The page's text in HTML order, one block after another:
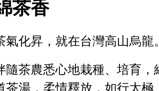
茶香
化昇，就在台灣高山烏龍。
茶農悉心地栽種、培育